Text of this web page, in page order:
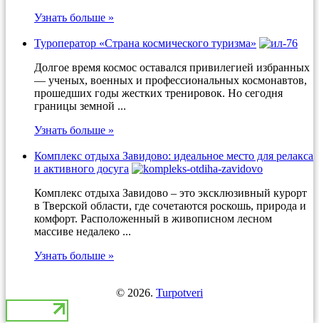
Узнать больше »
Туроператор «Страна космического туризма»
Долгое время космос оставался привилегией избранных
— ученых, военных и профессиональных космонавтов,
прошедших годы жестких тренировок. Но сегодня
границы земной ...
Узнать больше »
Комплекс отдыха Завидово: идеальное место для релакса
и активного досуга
Комплекс отдыха Завидово – это эксклюзивный курорт
в Тверской области, где сочетаются роскошь, природа и
комфорт. Расположенный в живописном лесном
массиве недалеко ...
Узнать больше »
© 2026. Turpotveri